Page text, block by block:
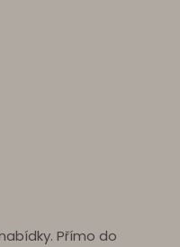
Přímo do